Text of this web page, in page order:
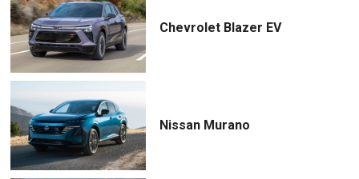
Chevrolet Blazer EV
Nissan Murano